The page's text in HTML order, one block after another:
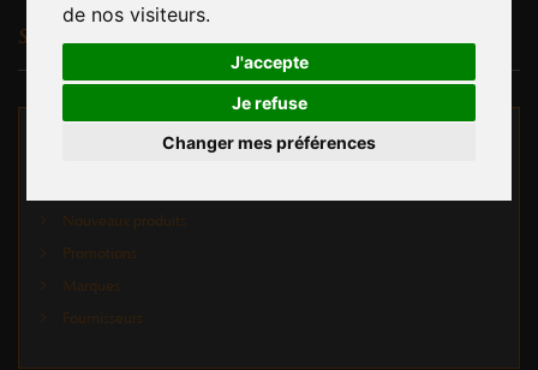
de nos visiteurs.
J'accepte
Je refuse
Changer mes préférences
SITEMAP
Nouveaux produits
Promotions
Marques
Fournisseurs